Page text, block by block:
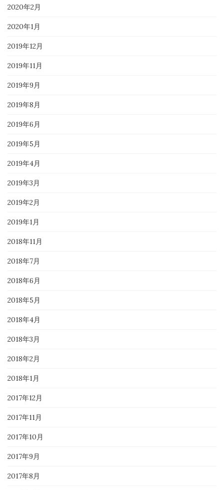
2020年2月
2020年1月
2019年12月
2019年11月
2019年9月
2019年8月
2019年6月
2019年5月
2019年4月
2019年3月
2019年2月
2019年1月
2018年11月
2018年7月
2018年6月
2018年5月
2018年4月
2018年3月
2018年2月
2018年1月
2017年12月
2017年11月
2017年10月
2017年9月
2017年8月